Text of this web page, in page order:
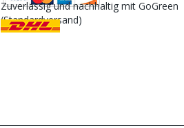
Zuverlässig und nachhaltig mit GoGreen
(Standardversand)